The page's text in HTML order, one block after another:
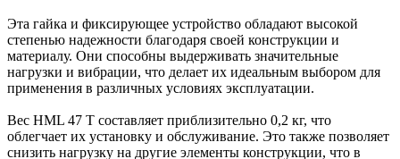
Эта гайка и фиксирующее устройство обладают высокой
степенью надежности благодаря своей конструкции и
материалу. Они способны выдерживать значительные
нагрузки и вибрации, что делает их идеальным выбором для
применения в различных условиях эксплуатации.
Вес HML 47 T составляет приблизительно 0,2 кг, что
облегчает их установку и обслуживание. Это также позволяет
снизить нагрузку на другие элементы конструкции, что в